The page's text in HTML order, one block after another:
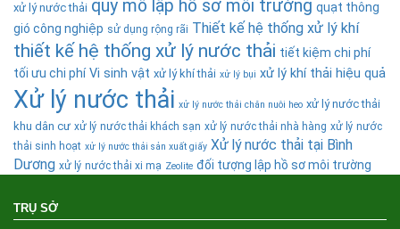
xử lý nước thải quy mô lập hồ sơ môi trường quạt thông
gió công nghiệp sử dụng rộng rãi Thiết kế hệ thống xử lý khí
thiết kế hệ thống xử lý nước thải tiết kiệm chi phí
tối ưu chi phí Vi sinh vật xử lý khí thải xử lý bụi xử lý khí thải hiệu quả
Xử lý nước thải xử lý nước thải chăn nuôi heo xử lý nước thải
khu dân cư xử lý nước thải khách sạn xử lý nước thải nhà hàng xử lý nước
thải sinh hoạt xử lý nước thải sản xuất giấy Xử lý nước thải tại Bình
Dương xử lý nước thải xi mạ Zeolite đối tượng lập hồ sơ môi trường
TRỤ SỞ